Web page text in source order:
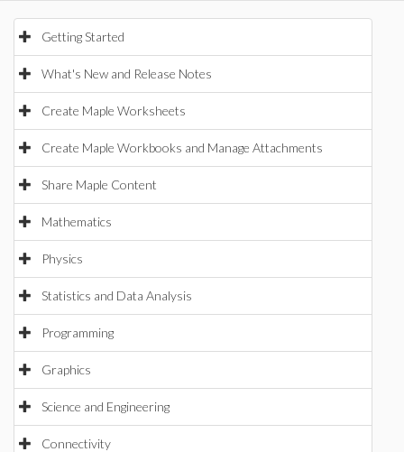
Getting Started
What's New and Release Notes
Create Maple Worksheets
Create Maple Workbooks and Manage Attachments
Share Maple Content
Mathematics
Physics
Statistics and Data Analysis
Programming
Graphics
Science and Engineering
Connectivity